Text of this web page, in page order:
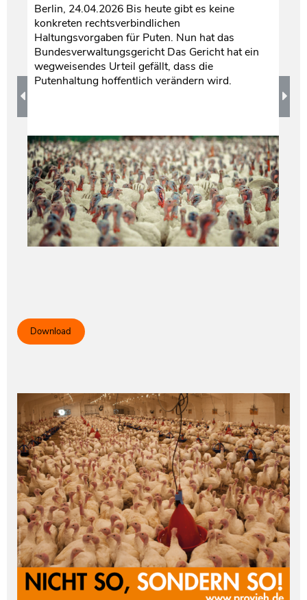
Berlin, 24.04.2026 Bis heute gibt es keine
konkreten rechtsverbindlichen
Haltungsvorgaben für Puten. Nun hat das
Bundesverwaltungsgericht Das Gericht hat ein
wegweisendes Urteil gefällt, dass die
Putenhaltung hoffentlich verändern wird.
Download